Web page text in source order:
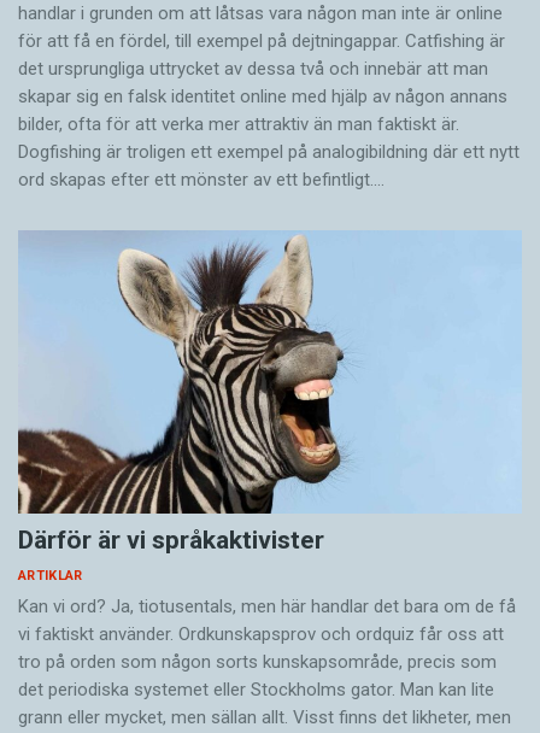
handlar i grunden om att låtsas vara någon man inte är online
för att få en fördel, till exempel på dejtningappar. Catfishing är
det ursprungliga uttrycket av dessa två och innebär att man
skapar sig en falsk identitet online med hjälp av någon annans
bilder, ofta för att verka mer attraktiv än man faktiskt är.
Dogfishing är troligen ett exempel på analogibildning där ett nytt
ord skapas efter ett mönster av ett befintligt.…
Därför är vi språkaktivister
ARTIKLAR
Kan vi ord? Ja, tiotusentals, men här handlar det bara om de få
vi faktiskt använder. Ordkunskapsprov och ordquiz får oss att
tro på orden som någon sorts kunskapsområde, precis som
det periodiska systemet eller Stockholms gator. Man kan lite
grann eller mycket, men sällan allt. Visst finns det likheter, men